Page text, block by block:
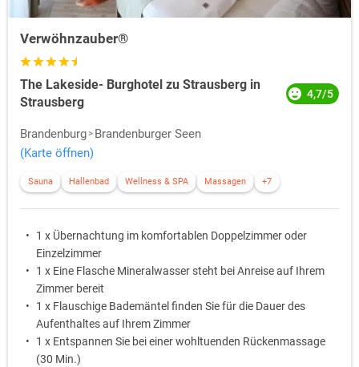
Verwöhnzauber®
The Lakeside- Burghotel zu Strausberg in
Strausberg
4,7/5
Brandenburg
Brandenburger Seen
(Karte öffnen)
Sauna Hallenbad Wellness & SPA Massagen +7
1 x Übernachtung im komfortablen Doppelzimmer oder
Einzelzimmer
1 x Eine Flasche Mineralwasser steht bei Anreise auf Ihrem
Zimmer bereit
1 x Flauschige Bademäntel finden Sie für die Dauer des
Aufenthaltes auf Ihrem Zimmer
1 x Entspannen Sie bei einer wohltuenden Rückenmassage
(30 Min.)